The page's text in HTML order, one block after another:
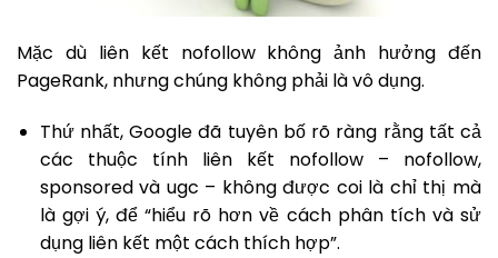
Mặc dù liên kết nofollow không ảnh hưởng đến
PageRank, nhưng chúng không phải là vô dụng.
Thứ nhất, Google đã tuyên bố rõ ràng rằng tất cả
các thuộc tính liên kết nofollow – nofollow,
sponsored và ugc – không được coi là chỉ thị mà
là gợi ý, để “hiểu rõ hơn về cách phân tích và sử
dụng liên kết một cách thích hợp”.